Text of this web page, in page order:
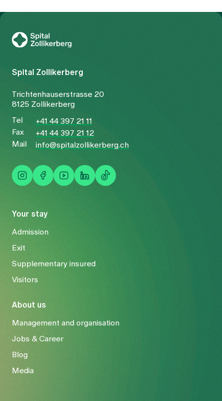
Your stay
Admission
Exit
Supplementary insured
Visitors
About us
Management and organisation
Jobs & Career
Blog
Media
Spital Zollikerberg
Trichtenhauserstrasse 20
8125 Zollikerberg
Tel
+41 44 397 21 11
Fax
+41 44 397 21 12
Mail
info@spitalzollikerberg.ch